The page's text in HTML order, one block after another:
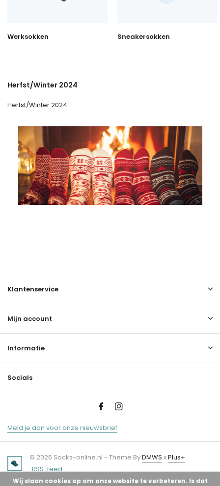
Werksokken Sneakersokken
Herfst/Winter 2024
Herfst/Winter 2024
Klantenservice
Mijn account
Informatie
Socials
Meld je aan voor onze nieuwsbrief
© 2026 Socks-online.nl - Theme ByDMWS xPlus+
RSS-feed
Wij slaan cookies op om onze website te verbeteren. Is dat